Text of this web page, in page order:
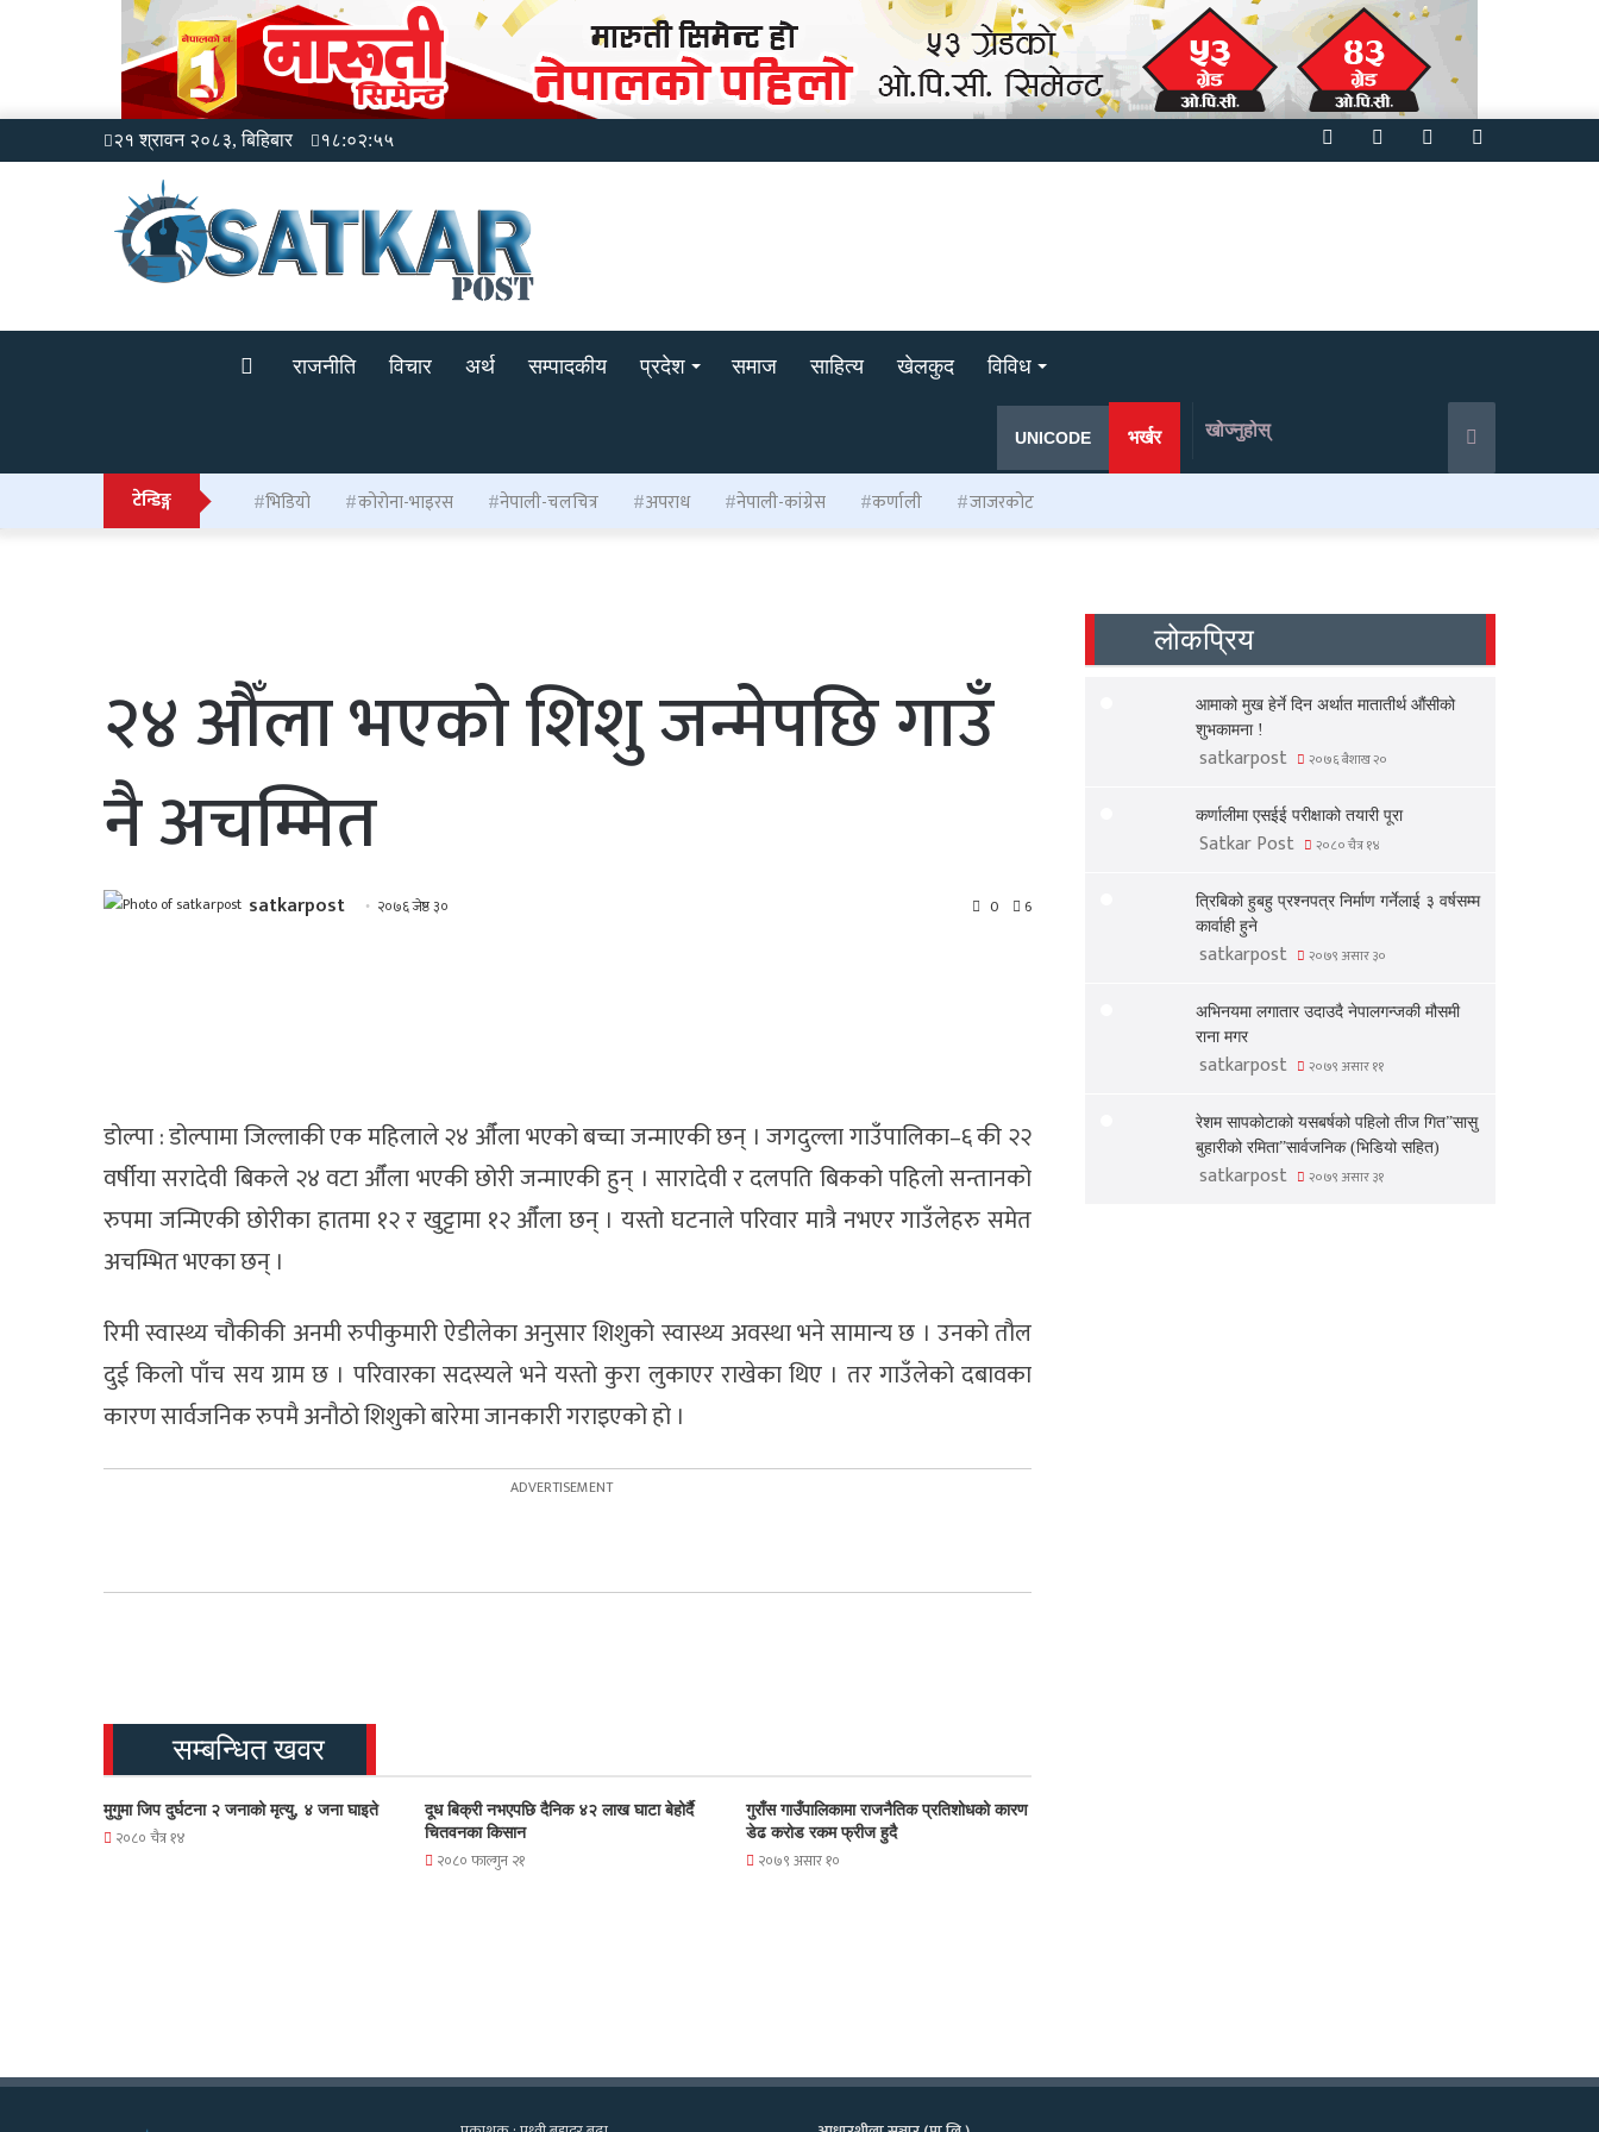
२१ श्रावन २०८३, बिहिबार १८:०२:५५ YouTube
Twitter
Facebook
राजनीति विचार अर्थ सम्पादकीय प्रदेश समाज साहित्य खेलकुद विविध
भर्खर
UNICODE
टेन्डिङ्ग भिडियो कोरोना-भाइरस नेपाली-चलचित्र अपराध नेपाली-कांग्रेस कर्णाली जाजरकोट
२४ औँला भएको शिशु जन्मेपछि गाउँ
नै अचम्मित
satkarpost २०७६ जेष्ठ ३० 0 6
डोल्पा : डोल्पामा जिल्लाकी एक महिलाले २४ औँला भएको बच्चा जन्माएकी छन् । जगदुल्ला गाउँपालिका–६ की २२
वर्षीया सरादेवी बिकले २४ वटा औँला भएकी छोरी जन्माएकी हुन् । सारादेवी र दलपति बिकको पहिलो सन्तानको
रुपमा जन्मिएकी छोरीका हातमा १२ र खुट्टामा १२ औँला छन् । यस्तो घटनाले परिवार मात्रै नभएर गाउँलेहरु समेत
अचम्भित भएका छन् ।
रिमी स्वास्थ्य चौकीकी अनमी रुपीकुमारी ऐडीलेका अनुसार शिशुको स्वास्थ्य अवस्था भने सामान्य छ । उनको तौल
दुई किलो पाँच सय ग्राम छ । परिवारका सदस्यले भने यस्तो कुरा लुकाएर राखेका थिए । तर गाउँलेको दबावका
कारण सार्वजनिक रुपमै अनौठो शिशुको बारेमा जानकारी गराइएको हो ।
सम्बन्धित खवर
मुगुमा जिप दुर्घटना २ जनाको मृत्यु, ४ जना घाइते
२०८० चैत्र १४
दूध बिक्री नभएपछि दैनिक ४२ लाख घाटा बेहोर्दै
चितवनका किसान
२०८० फाल्गुन २१
गुराँस गाउँपालिकामा राजनैतिक प्रतिशोधको कारण
डेढ करोड रकम फ्रीज हुदै
२०७९ असार १०
लोकप्रिय
आमाको मुख हेर्ने दिन अर्थात मातातीर्थ औंसीको
शुभकामना !
satkarpost २०७६ बैशाख २०
कर्णालीमा एसईई परीक्षाको तयारी पूरा
Satkar Post २०८० चैत्र १४
त्रिबिको हुबहु प्रश्नपत्र निर्माण गर्नेलाई ३ वर्षसम्म
कार्वाही हुने
satkarpost २०७९ असार ३०
अभिनयमा लगातार उदाउदै नेपालगन्जकी मौसमी
राना मगर
satkarpost २०७९ असार ११
रेशम सापकोटाको यसबर्षको पहिलो तीज गित”सासु
बुहारीको रमिता”सार्वजनिक (भिडियो सहित)
satkarpost २०७९ असार ३१